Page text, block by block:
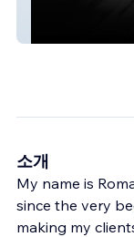
소개
My name is
since the very
making my